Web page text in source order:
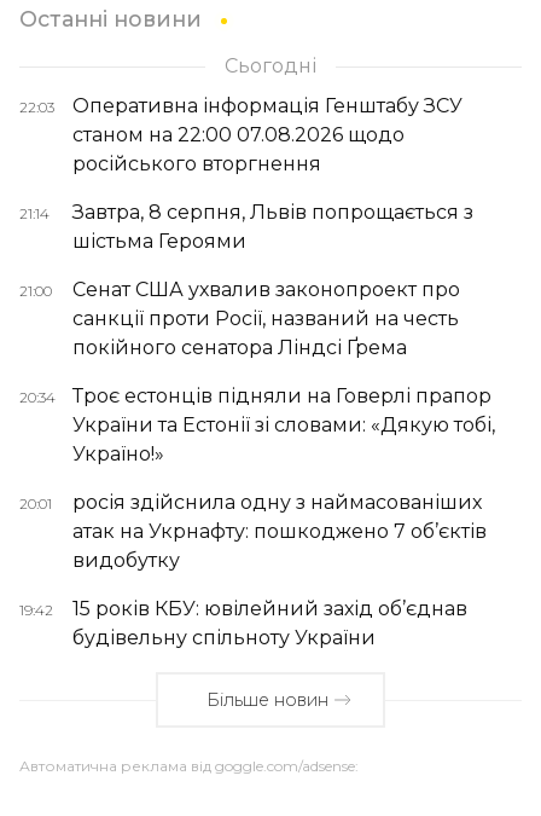
Останні новини
Сьогодні
22:03
Оперативна інформація Генштабу ЗСУ
станом на 22:00 07.08.2026 щодо
російського вторгнення
21:14
Завтра, 8 серпня, Львів попрощається з
шістьма Героями
21:00
Сенат США ухвалив законопроект про
санкції проти Росії, названий на честь
покійного сенатора Ліндсі Ґрема
20:34
Троє естонців підняли на Говерлі прапор
України та Естонії зі словами: «Дякую тобі,
Україно!»
20:01
росія здійснила одну з наймасованіших
атак на Укрнафту: пошкоджено 7 об’єктів
видобутку
19:42
15 років КБУ: ювілейний захід об’єднав
будівельну спільноту України
Більше новин
Автоматична реклама від goggle.com/adsense: